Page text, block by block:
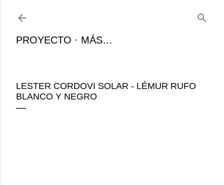
Ir al contenido principal
PROYECTO MÁS…
LESTER CORDOVI SOLAR - LÉMUR RUFO
BLANCO Y NEGRO